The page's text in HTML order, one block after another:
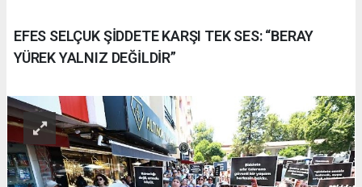
EFES SELÇUK ŞİDDETE KARŞI TEK SES: “BERAY
YÜREK YALNIZ DEĞİLDİR”